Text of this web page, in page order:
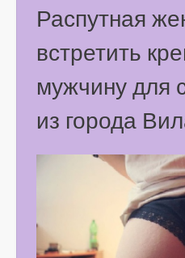
Распутная
встретить
мужчину для
из города